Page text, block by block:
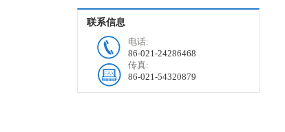
联系信息
电话:
86-021-24286468
传真:
86-021-54320879